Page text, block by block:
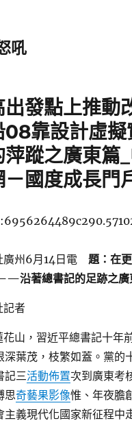
吼
出發點上推動
靠設計虛擬
萍蹤之廣東篇
－國度成長門
廣州6月14日電題：在
沿著總書記的足跡之廣
記者
花山，習近平總書記十年
深葉茂，枝繁如蓋。黨的
記三活動佈置次到廣東考
思奇藝果影像惟、年夜膽
主義現代化國家新征程中